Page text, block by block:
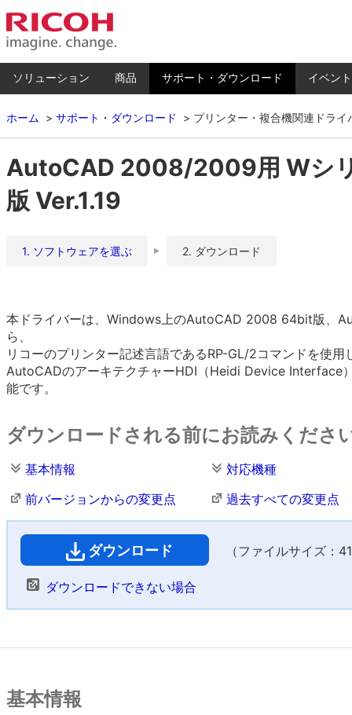
ソリューション 商品 サポート・ダウンロード イベン
ホーム サポート・ダウンロード プリンター・複合機関連ドライ
AutoCAD 2008/2009用 Wシ
版 Ver.1.19
1. ソフトウェアを選ぶ 2. ダウンロード
本ドライバーは、Windows上のAutoCAD 2008 64bit版、
ら、
リコーのプリンター記述言語であるRP-GL/2コマンドを使
AutoCADのアーキテクチャーHDI（Heidi Device Interface
能です。
ダウンロードされる前にお読みくださ
基本情報
対応機種
前バージョンからの変更点
過去すべての変更点
ダウンロード （ファイルサイズ：
ダウンロードできない場合
基本情報